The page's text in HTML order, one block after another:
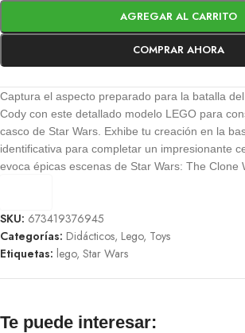
AGREGAR AL CARRITO
COMPRAR AHORA
Captura el aspecto preparado para la batalla
Cody con este detallado modelo LEGO para
casco de Star Wars. Exhibe tu creación en la
identificativa para completar un impresionante
evoca épicas escenas de Star Wars: The Clone
SKU: 673419376945
Categorías: Didácticos, Lego, Toys
Etiquetas: lego, Star Wars
Te puede interesar: